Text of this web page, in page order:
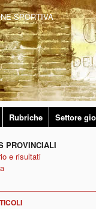
SPORTIVA
Rubriche Settore
PROVINCIALI
e risultati